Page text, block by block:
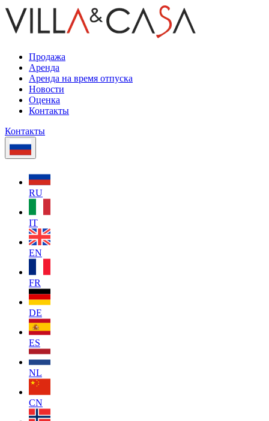
Продажа
Аренда
Аренда на время отпуска
Новости
Оценка
Контакты
Контакты
RU
IT
EN
FR
DE
ES
NL
CN